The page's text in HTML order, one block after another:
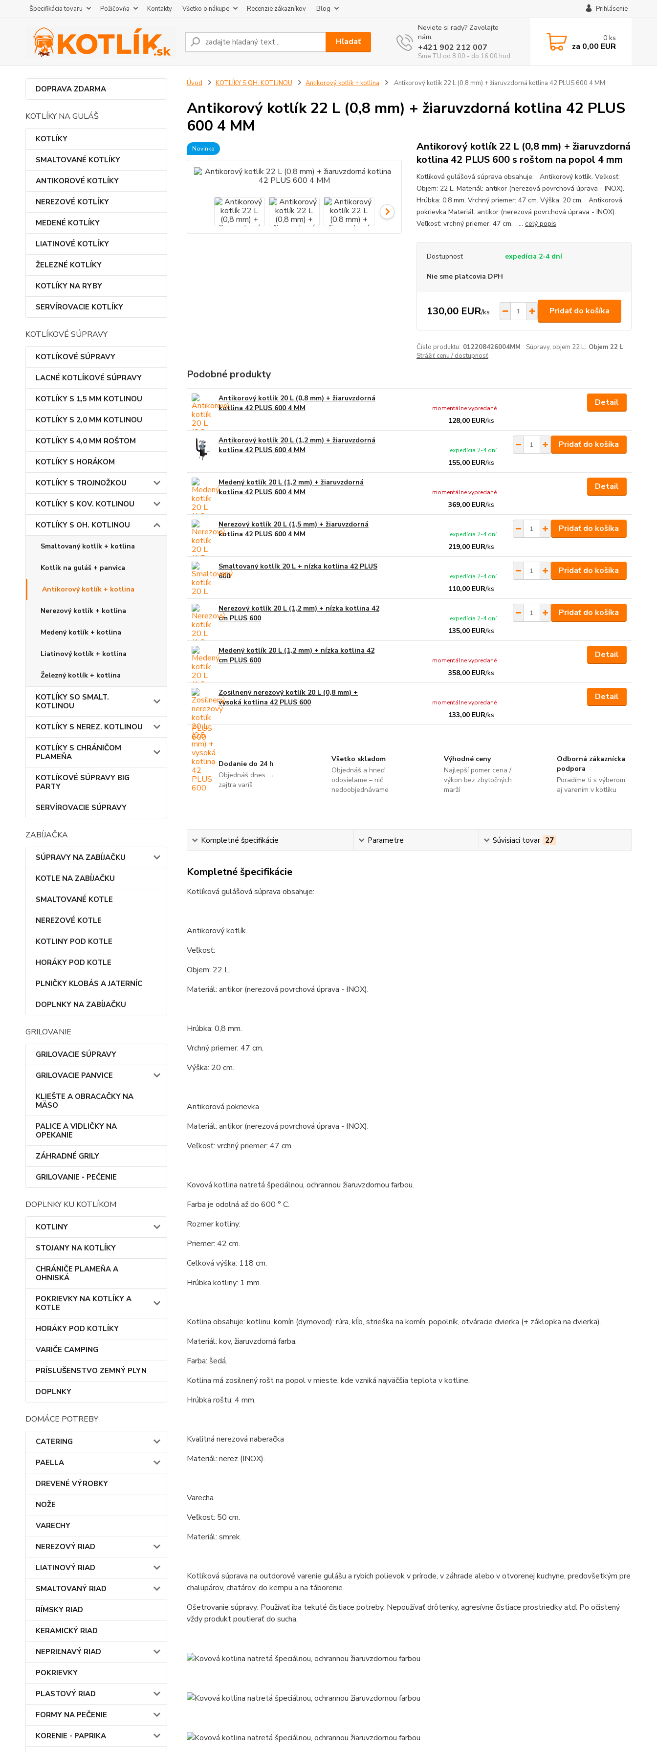
Špecifikácia tovaru Požičovňa Kontakty Všetko o nákupe Recenzie zákazníkov Blog Prihlásenie
Hľadať
Neviete si rady? Zavolajte
nám.
+421 902 212 007
Sme TU od 8:00 - do 16:00 hod
0 ks
za 0,00 EUR
DOPRAVA ZDARMA
KOTLÍKY NA GULÁŠ
KOTLÍKY
SMALTOVANÉ KOTLÍKY
ANTIKOROVÉ KOTLÍKY
NEREZOVÉ KOTLÍKY
MEDENÉ KOTLÍKY
LIATINOVÉ KOTLÍKY
ŽELEZNÉ KOTLÍKY
KOTLÍKY NA RYBY
SERVÍROVACIE KOTLÍKY
KOTLÍKOVÉ SÚPRAVY
KOTLÍKOVÉ SÚPRAVY
LACNÉ KOTLÍKOVÉ SÚPRAVY
KOTLÍKY S 1,5 MM KOTLINOU
KOTLÍKY S 2,0 MM KOTLINOU
KOTLÍKY S 4,0 MM ROŠTOM
KOTLÍKY S HORÁKOM
KOTLÍKY S TROJNOŽKOU
KOTLÍKY S KOV. KOTLINOU
KOTLÍKY S OH. KOTLINOU
Smaltovaný kotlík + kotlina
Kotlík na guláš + panvica
Antikorový kotlík + kotlina
Nerezový kotlík + kotlina
Medený kotlík + kotlina
Liatinový kotlík + kotlina
Železný kotlík + kotlina
KOTLÍKY SO SMALT.
KOTLINOU
KOTLÍKY S NEREZ. KOTLINOU
KOTLÍKY S CHRÁNIČOM
PLAMEŇA
KOTLÍKOVÉ SÚPRAVY BIG
PARTY
SERVÍROVACIE SÚPRAVY
ZABÍJAČKA
SÚPRAVY NA ZABÍJAČKU
KOTLE NA ZABÍJAČKU
SMALTOVANÉ KOTLE
NEREZOVÉ KOTLE
KOTLINY POD KOTLE
HORÁKY POD KOTLE
PLNIČKY KLOBÁS A JATERNÍC
DOPLNKY NA ZABÍJAČKU
GRILOVANIE
GRILOVACIE SÚPRAVY
GRILOVACIE PANVICE
KLIEŠTE A OBRACAČKY NA
MÄSO
PALICE A VIDLIČKY NA
OPEKANIE
ZÁHRADNÉ GRILY
GRILOVANIE - PEČENIE
DOPLNKY KU KOTLÍKOM
KOTLINY
STOJANY NA KOTLÍKY
CHRÁNIČE PLAMEŇA A
OHNISKÁ
POKRIEVKY NA KOTLÍKY A
KOTLE
HORÁKY POD KOTLÍKY
VARIČE CAMPING
PRÍSLUŠENSTVO ZEMNÝ PLYN
DOPLNKY
DOMÁCE POTREBY
CATERING
PAELLA
DREVENÉ VÝROBKY
NOŽE
VARECHY
NEREZOVÝ RIAD
LIATINOVÝ RIAD
SMALTOVANÝ RIAD
RÍMSKY RIAD
KERAMICKÝ RIAD
NEPRIĽNAVÝ RIAD
POKRIEVKY
PLASTOVÝ RIAD
FORMY NA PEČENIE
KORENIE - PAPRIKA
Úvod KOTLÍKY S OH. KOTLINOU Antikorový kotlík + kotlina Antikorový kotlík 22 L (0,8 mm) + žiaruvzdorná kotlina 42 PLUS 600 4 MM
Antikorový kotlík 22 L (0,8 mm) + žiaruvzdorná kotlina 42 PLUS
600 4 MM
Novinka
Antikorový kotlík 22 L (0,8 mm) + žiaruvzdorná
kotlina 42 PLUS 600 s roštom na popol 4 mm
Kotlíková gulášová súprava obsahuje: Antikorový kotlík. Veľkosť:
Objem: 22 L. Materiál: antikor (nerezová povrchová úprava - INOX).
Hrúbka: 0,8 mm. Vrchný priemer: 47 cm. Výška: 20 cm. Antikorová
pokrievka Materiál: antikor (nerezová povrchová úprava - INOX).
Veľkosť: vrchný priemer: 47 cm. ... celý popis
Dostupnosť expedícia 2-4 dní
Nie sme platcovia DPH
130,00 EUR/ks Pridať do košíka
Číslo produktu: 012208426004MM Súpravy, objem 22 L: Objem 22 L
Strážiť cenu / dostupnosť
Podobné produkty
Antikorový kotlík 20 L (0,8 mm) + žiaruvzdorná
kotlina 42 PLUS 600 4 MM
128,00 EUR/ks
momentálne vypredané
Detail
Antikorový kotlík 20 L (1,2 mm) + žiaruvzdorná
kotlina 42 PLUS 600 4 MM
155,00 EUR/ks
expedícia 2-4 dní
Pridať do košíka
Medený kotlík 20 L (1,2 mm) + žiaruvzdorná
kotlina 42 PLUS 600 4 MM
369,00 EUR/ks
momentálne vypredané
Detail
Nerezový kotlík 20 L (1,5 mm) + žiaruvzdorná
kotlina 42 PLUS 600 4 MM
219,00 EUR/ks
expedícia 2-4 dní
Pridať do košíka
Smaltovaný kotlík 20 L + nízka kotlina 42 PLUS
600
110,00 EUR/ks
expedícia 2-4 dní
Pridať do košíka
Nerezový kotlík 20 L (1,2 mm) + nízka kotlina 42
cm PLUS 600
135,00 EUR/ks
expedícia 2-4 dní
Pridať do košíka
Medený kotlík 20 L (1,2 mm) + nízka kotlina 42
cm PLUS 600
358,00 EUR/ks
momentálne vypredané
Detail
Zosilnený nerezový kotlík 20 L (0,8 mm) +
vysoká kotlina 42 PLUS 600
133,00 EUR/ks
momentálne vypredané
Detail
Dodanie do 24 h
Objednáš dnes →
zajtra varíš
Všetko skladom
Objednáš a hneď
odosielame – nič
nedoobjednávame
Výhodné ceny
Najlepší pomer cena /
výkon bez zbytočných
marží
Odborná zákaznícka
podpora
Poradíme ti s výberom
aj varením v kotlíku
Kompletné špecifikácie Parametre Súvisiaci tovar 27
Kompletné špecifikácie
Kotlíková gulášová súprava obsahuje:
Antikorový kotlík.
Veľkosť:
Objem: 22 L.
Materiál: antikor (nerezová povrchová úprava - INOX).
Hrúbka: 0,8 mm.
Vrchný priemer: 47 cm.
Výška: 20 cm.
Antikorová pokrievka
Materiál: antikor (nerezová povrchová úprava - INOX).
Veľkosť: vrchný priemer: 47 cm.
Kovová kotlina natretá špeciálnou, ochrannou žiaruvzdornou farbou.
Farba je odolná až do 600 ° C.
Rozmer kotliny:
Priemer: 42 cm.
Celková výška: 118 cm.
Hrúbka kotliny: 1 mm.
Kotlina obsahuje: kotlinu, komín (dymovod): rúra, kĺb, strieška na komín, popolník, otváracie dvierka (+ záklopka na dvierka).
Materiál: kov, žiaruvzdorná farba.
Farba: šedá.
Kotlina má zosilnený rošt na popol v mieste, kde vzniká najväčšia teplota v kotline.
Hrúbka roštu: 4 mm.
Kvalitná nerezová naberačka
Materiál: nerez (INOX).
Varecha
Veľkosť: 50 cm.
Materiál: smrek.
Kotlíková súprava na outdorové varenie gulášu a rybích polievok v prírode, v záhrade alebo v otvorenej kuchyne, predovšetkým pre
chalupárov, chatárov, do kempu a na táborenie.
Ošetrovanie súpravy: Používať iba tekuté čistiace potreby. Nepoužívať drôtenky, agresívne čistiace prostriedky atď. Po očistený
vždy produkt poutierať do sucha.